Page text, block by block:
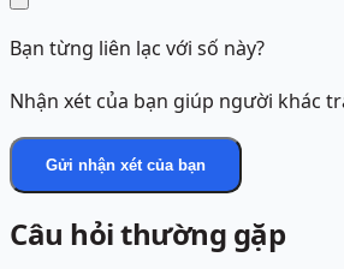
Bạn từng liên lạc với số này?
Nhận xét của bạn giúp người khác
Gửi nhận xét của bạn
Câu hỏi thường gặp